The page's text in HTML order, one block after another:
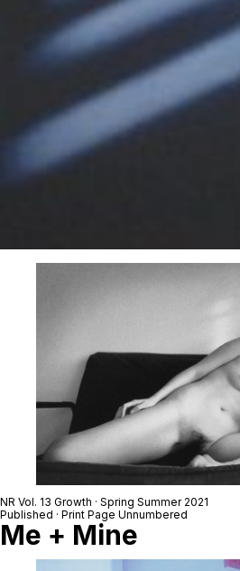
NR Vol. 13 Growth · Spring Summer 2021
Published · Print Page Unnumbered
Me + Mine